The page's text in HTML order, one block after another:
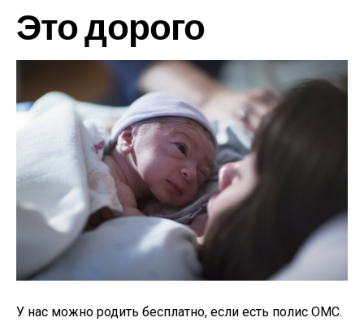
Это дорого
У нас можно родить бесплатно, если есть полис ОМС.